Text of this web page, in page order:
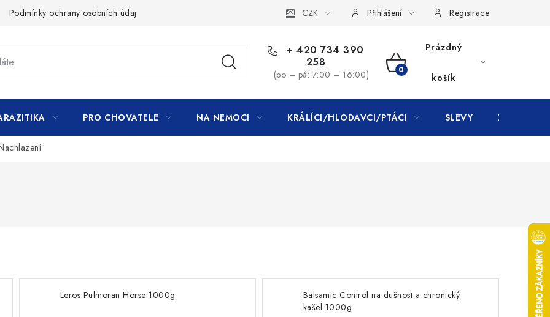
Podmínky ochrany osobních údajů CZK Přihlášení Registrace
+ 420 734 390
258
(po – pá: 7:00 – 16:00)
NÁKUPNÍ
KOŠÍK
Prázdný
košík
PRO CHOVATELE NA NEMOCI KRÁLÍCI/HLODAVCI/PTÁCI SLEVY ZNAČKY
Leros Pulmoran Horse 1000g
Balsamic Control na dušnost a chronický
kašel 1000g